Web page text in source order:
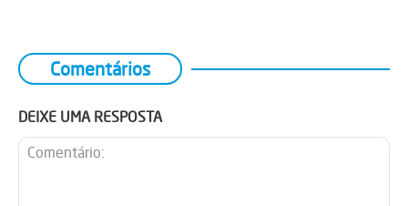
Comentários
DEIXE UMA RESPOSTA